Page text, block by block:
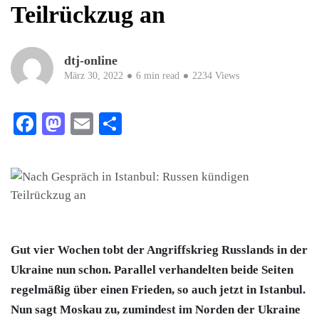
Teilrückzug an
dtj-online
März 30, 2022 6 min read 2234 Views
Facebook
Mastodon
Email
Gut vier Wochen tobt der Angriffskrieg Russlands in der
Ukraine nun schon. Parallel verhandelten beide Seiten
regelmäßig über einen Frieden, so auch jetzt in Istanbul.
Nun sagt Moskau zu, zumindest im Norden der Ukraine